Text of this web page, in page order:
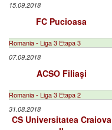
15.09.2018
FC Pucioasa
Romania - Liga 3 Etapa 3
07.09.2018
ACSO Filiaşi
Romania - Liga 3 Etapa 2
31.08.2018
CS Universitatea Craiova